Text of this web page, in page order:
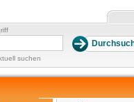
suchen